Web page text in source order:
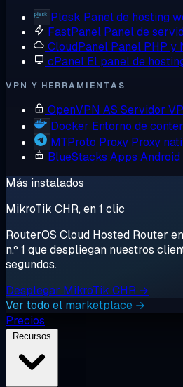
Plesk Panel de hosting
FastPanel Panel de
CloudPanel Panel PHP y
cPanel El panel de
VPN Y HERRAMIENTAS
OpenVPN AS Servidor
Docker Entorno de
MTProto Proxy Proxy
BlueStacks Apps Android
Más instalados
MikroTik CHR, en 1 clic
RouterOS Cloud Hosted Router
n.º 1 que despliegan nuestros
segundos.
Desplegar MikroTik CHR →
Ver todo el marketplace →
Precios